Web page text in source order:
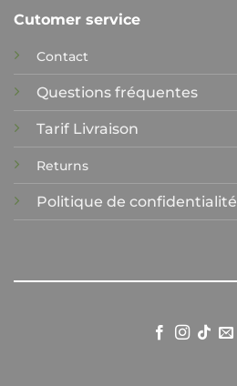
Cutomer service
Contact
Questions fréquentes
Tarif Livraison
Returns
Politique de confidentialité